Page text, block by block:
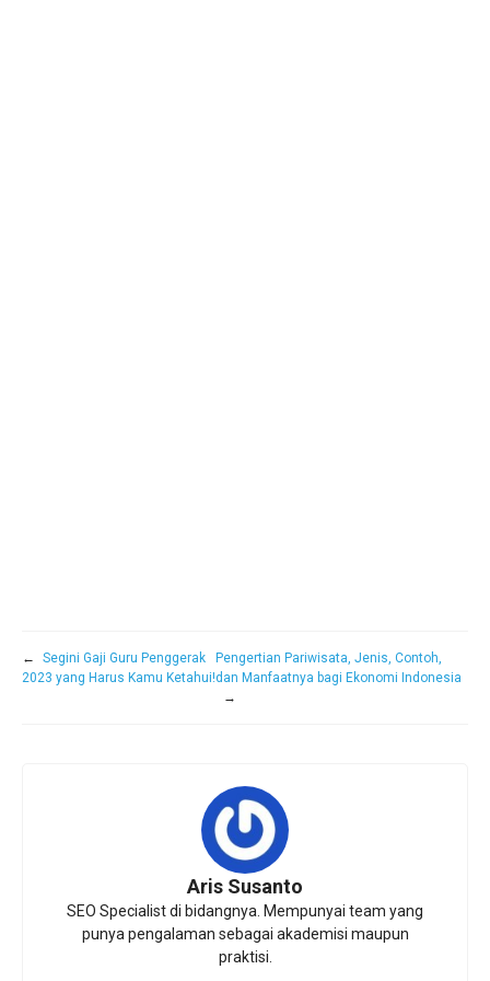
←
Segini Gaji Guru Penggerak
2023 yang Harus Kamu Ketahui!
Pengertian Pariwisata, Jenis, Contoh,
dan Manfaatnya bagi Ekonomi Indonesia
→
Aris Susanto
SEO Specialist di bidangnya. Mempunyai team yang
punya pengalaman sebagai akademisi maupun
praktisi.